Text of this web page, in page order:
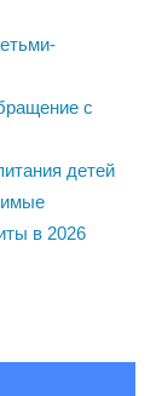
с
детей
в 2026